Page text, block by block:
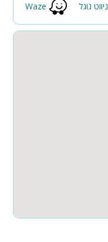
Waze ניווט גוגל